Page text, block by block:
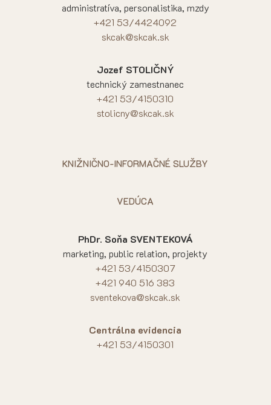
administratíva, personalistika, mzdy
+421 53/4424092
skcak@skcak.sk
Jozef STOLIČNÝ
technický zamestnanec
+421 53/4150310
stolicny@skcak.sk
KNIŽNIČNO-INFORMAČNÉ SLUŽBY
VEDÚCA
PhDr. Soňa SVENTEKOVÁ
marketing, public relation, projekty
+421 53/4150307
+421 940 516 383
sventekova@skcak.sk
Centrálna evidencia
+421 53/4150301